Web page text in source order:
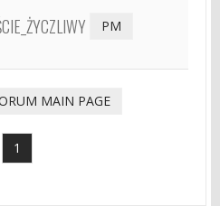
PM
MAIN PAGE
1